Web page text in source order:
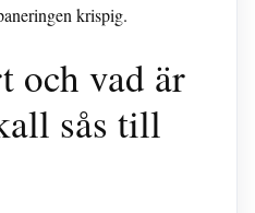
krispig.
och vad är
sås till